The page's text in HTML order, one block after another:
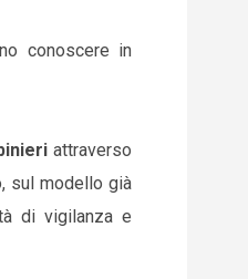
conoscere in
attraverso
sul modello già
di vigilanza e